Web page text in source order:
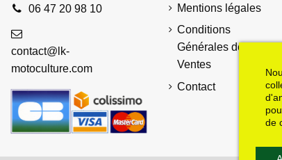
de
06 47 20 98 10
contact@lk-
motoculture.com
Mentions légales
Conditions
Générales de
Ventes
Contact